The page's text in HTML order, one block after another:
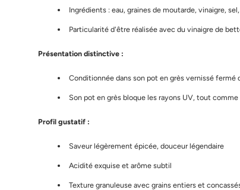
Ingrédients : eau, graines de moutarde, vinaigre,
Particularité d'être réalisée avec du vinaigre de
Présentation distinctive :
Conditionnée dans son pot en grès vernissé
Son pot en grès bloque les rayons UV, tout
Profil gustatif :
Saveur légèrement épicée, douceur légendaire
Acidité exquise et arôme subtil
Texture granuleuse avec grains entiers et